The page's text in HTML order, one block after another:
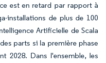
est en retard par rapport à
installations de plus de 100
Artificielle de Scala
parts si la première phase
2028. Dans l'ensemble, les